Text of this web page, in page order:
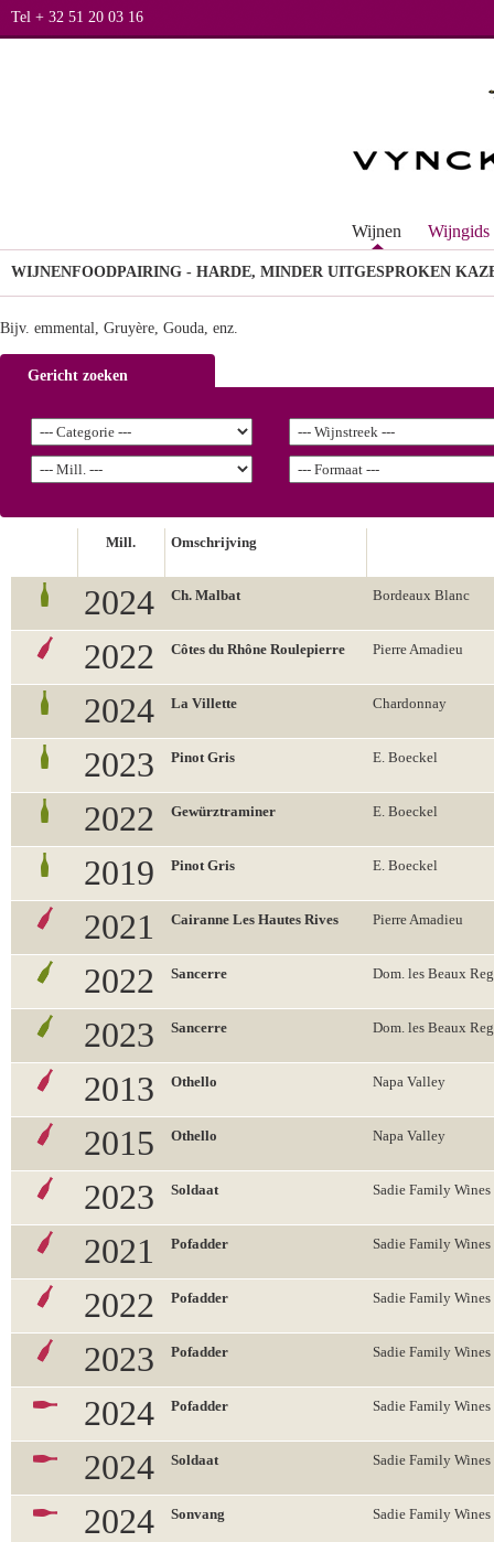
Tel + 32 51 20 03 16
Wijnen Wijngids
WIJNENFOODPAIRING - HARDE, MINDER UITGESPROKEN
Bijv. emmental, Gruyère, Gouda, enz.
Gericht zoeken
Mill. Omschrijving
2024 Ch. Malbat Bordeaux Blanc
2022 Côtes du Rhône Roulepierre Pierre Amadieu
2024 La Villette Chardonnay
2023 Pinot Gris E. Boeckel
2022 Gewürztraminer E. Boeckel
2019 Pinot Gris E. Boeckel
2021 Cairanne Les Hautes Rives Pierre Amadieu
2022 Sancerre Dom. les Beaux
2023 Sancerre Dom. les Beaux
2013 Othello Napa Valley
2015 Othello Napa Valley
2023 Soldaat Sadie Family Wines
2021 Pofadder Sadie Family Wines
2022 Pofadder Sadie Family Wines
2023 Pofadder Sadie Family Wines
2024 Pofadder Sadie Family Wines
2024 Soldaat Sadie Family Wines
2024 Sonvang Sadie Family Wines